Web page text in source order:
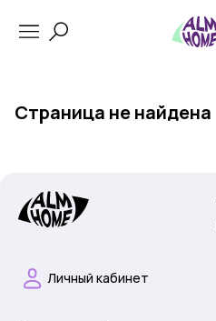
Страница не найдена
Личный кабинет